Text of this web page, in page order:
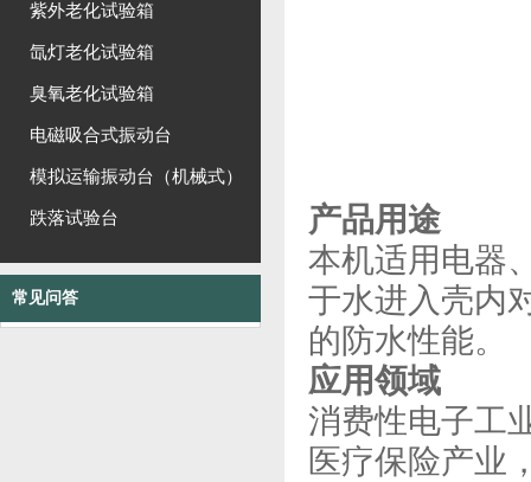
紫外老化试验箱
氙灯老化试验箱
臭氧老化试验箱
电磁吸合式振动台
模拟运输振动台（机械式）
跌落试验台
常见问答
产品用途
本机适用电器
于水进入壳内
的防水性能。
应用领域
消费性电子工
医疗保险产业